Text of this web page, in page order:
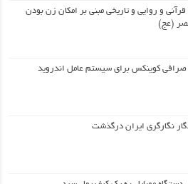
و روایی و تاریخی مبنی بر امکان زن بودن
(عج)
کوینکس برای سیستم عامل اندروید
نگارگری ایران درگذشت